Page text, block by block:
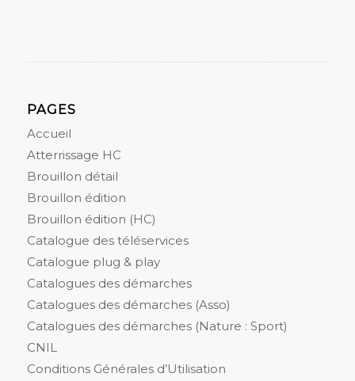
PAGES
Accueil
Atterrissage HC
Brouillon détail
Brouillon édition
Brouillon édition (HC)
Catalogue des téléservices
Catalogue plug & play
Catalogues des démarches
Catalogues des démarches (Asso)
Catalogues des démarches (Nature : Sport)
CNIL
Conditions Générales d’Utilisation